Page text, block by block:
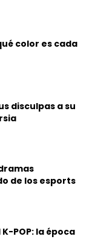
color es cada
disculpas a su
de los esports
POP: la época